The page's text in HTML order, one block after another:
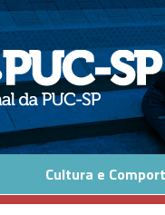
Cultura e